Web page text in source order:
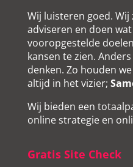
Wij luisteren goed. Wij
adviseren en doen
vooropgestelde
kansen te zien.
denken. Zo houden
altijd in het vizier;
Wij bieden een
online strategie en
Gratis Site Check